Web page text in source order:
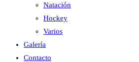
Natación
Hockey
Varios
Galería
Contacto